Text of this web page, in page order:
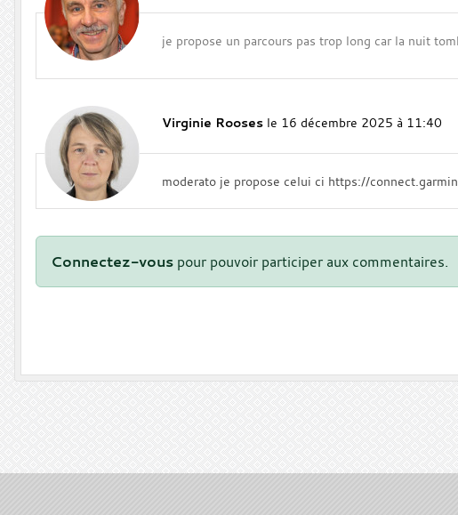
je propose un parcours pas trop long car la nuit
Virginie Rooses le 16 décembre 2025 à 11:40
moderato je propose celui ci https://
Connectez-vous pour pouvoir participer aux commentaires.